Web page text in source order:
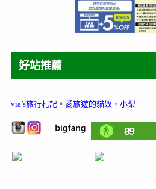
好站推薦
via’s旅行札記。 愛旅遊的貓奴‧小梨
89